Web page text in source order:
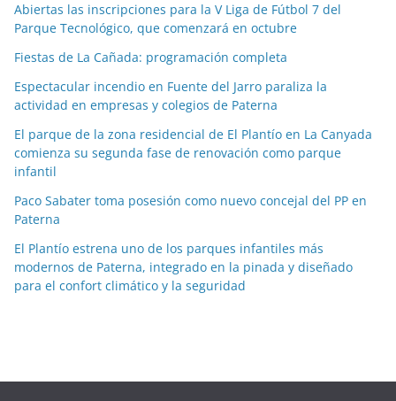
i
a
s
p
o
r
m
e
s
e
Abiertas las inscripciones para la V Liga de Fútbol 7 del
Parque Tecnológico, que comenzará en octubre
Fiestas de La Cañada: programación completa
Espectacular incendio en Fuente del Jarro paraliza la
actividad en empresas y colegios de Paterna
El parque de la zona residencial de El Plantío en La Canyada
comienza su segunda fase de renovación como parque
infantil
Paco Sabater toma posesión como nuevo concejal del PP en
Paterna
El Plantío estrena uno de los parques infantiles más
modernos de Paterna, integrado en la pinada y diseñado
para el confort climático y la seguridad